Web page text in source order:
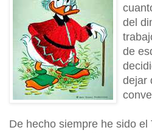
del
de
dejar
De hecho siempre he sido